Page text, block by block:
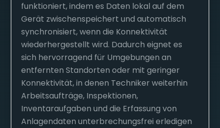
funktioniert, indem es Daten lokal auf dem
Gerät zwischenspeichert und automatisch
synchronisiert, wenn die Konnektivität
wiederhergestellt wird. Dadurch eignet es
sich hervorragend für Umgebungen an
entfernten Standorten oder mit geringer
Konnektivität, in denen Techniker weiterhin
Arbeitsaufträge, Inspektionen,
Inventaraufgaben und die Erfassung von
Anlagendaten unterbrechungsfrei erledigen